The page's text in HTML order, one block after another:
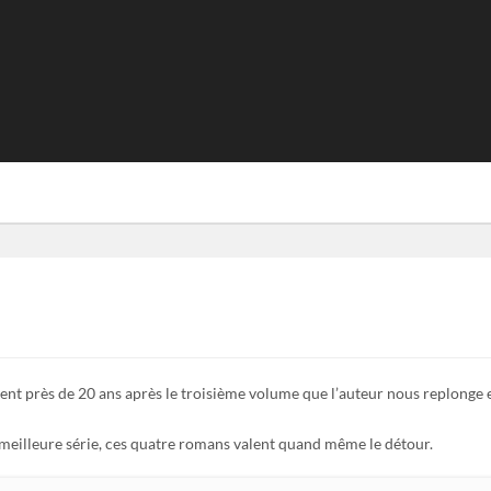
près de 20 ans après le troisième volume que l’auteur nous replonge
série, ces quatre romans valent quand même le détour.